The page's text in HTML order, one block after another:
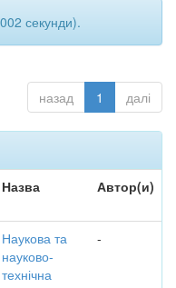
секунди).
назад 1 далі
Назва Автор(и)
Наукова та
науково-
технічна
-